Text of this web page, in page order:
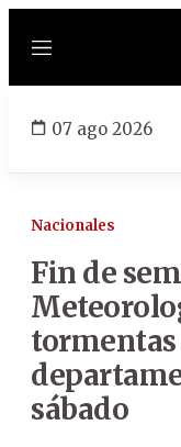
Menú
07 ago 2026
Nacionales
Fin de
tormentas
sábado